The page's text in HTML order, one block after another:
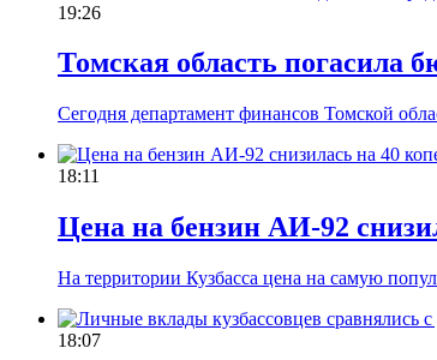
19:26
Томская область погасила
Сегодня департамент финансов Томской
18:11
Цена на бензин АИ-92
На территории Кузбасса цена на самую
18:07